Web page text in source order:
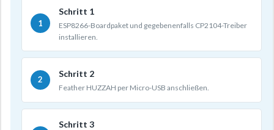
Schritt 1
ESP8266-Boardpaket und gegebenenfalls CP2104-Treiber
installieren.
Schritt 2
Feather HUZZAH per Micro-USB anschließen.
Schritt 3